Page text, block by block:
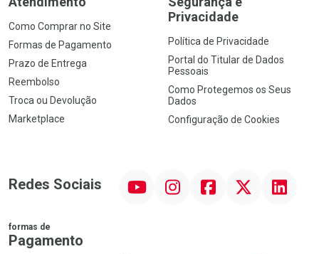
Como Comprar no Site
Formas de Pagamento
Prazo de Entrega
Reembolso
Troca ou Devolução
Marketplace
Privacidade
Política de Privacidade
Portal do Titular de Dados
Pessoais
Como Protegemos os Seus
Dados
Configuração de Cookies
Redes Sociais InstagramFacebookTwitter Linkedin
formas de
Pagamento